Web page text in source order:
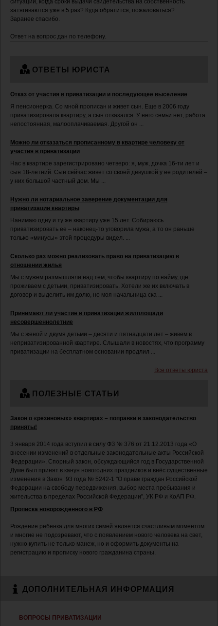
ситуации, когда сроки выдачи свидетельства на собственность
затягиваются уже в 5 раз? Куда обратится, пожаловаться?
Заранее спасибо.
Ответ на вопрос дан по телефону.
ОТВЕТЫ ЮРИСТА
Отказ от участия в приватизации и последующее выселение
Я пенсионерка. Со мной прописан и живет сын. Еще в 2006 году
приватизировала квартиру, а сын отказался. У него семьи нет, работа
непостоянная, малооплачиваемая. Другой он ...
Можно ли отказаться прописанному в квартире человеку от
участия в приватизации
Нас в квартире зарегистрировано четверо: я, муж, дочка 16-ти лет и
сын 18-летний. Сын сейчас живет со своей девушкой у ее родителей –
у них большой частный дом. Мы ...
Нужно ли нотариальное заверение документации для
приватизации квартиры
Нанимаю одну и ту же квартиру уже 15 лет. Собираюсь
приватизировать ее – наконец-то уговорила мужа, а то он раньше
только «минусы» этой процедуры видел. ...
Сколько раз можно реализовать право на приватизацию в
отношении жилья
Мы с мужем размышляли над тем, чтобы квартиру по найму, где
проживаем с детьми, приватизировать. Хотели же их включать в
договор и выделить им долю, но моя начальница ска ...
Принимают ли участие в приватизации жилплощади
несовершеннолетние
Мы с женой и двумя детьми – десяти и пятнадцати лет – живем в
неприватизированной квартире. Слышали в новостях, что программу
приватизации на бесплатном основании продлил ...
Все ответы юриста
ПОЛЕЗНЫЕ СТАТЬИ
Закон о «резиновых» квартирах – поправки в законодательство
приняты!
3 января 2014 года вступил в силу ФЗ № 376 от 21.12.2013 года «О
внесении изменений в отдельные законодательные акты Российской
Федерации». Спорный закон, обсуждающийся год в Государственной
Думе был принят в канун новогодних праздников и внёс существенные
изменения в Закон ’93 года № 5242-1 "О праве граждан Российской
Федерации на свободу передвижения, выбор места пребывания и
жительства в пределах Российской Федерации", УК РФ и КоАП РФ.
Прописка новорожденного в РФ
Рождение ребенка для многих семей является счастливым моментом
и многие не подозревают, что с появлением нового человека на свет,
нужно купить не только манеж, но и оформить документы на
регистрацию и прописку нового гражданина страны.
ДОПОЛНИТЕЛЬНАЯ ИНФОРМАЦИЯ
ВОПРОСЫ ПРИВАТИЗАЦИИ